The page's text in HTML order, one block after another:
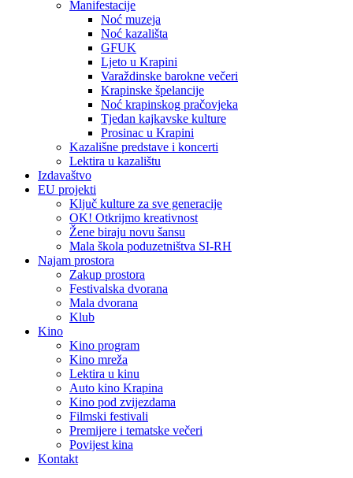
Manifestacije
Noć muzeja
Noć kazališta
GFUK
Ljeto u Krapini
Varaždinske barokne večeri
Krapinske špelancije
Noć krapinskog pračovjeka
Tjedan kajkavske kulture
Prosinac u Krapini
Kazališne predstave i koncerti
Lektira u kazalištu
Izdavaštvo
EU projekti
Ključ kulture za sve generacije
OK! Otkrijmo kreativnost
Žene biraju novu šansu
Mala škola poduzetništva SI-RH
Najam prostora
Zakup prostora
Festivalska dvorana
Mala dvorana
Klub
Kino
Kino program
Kino mreža
Lektira u kinu
Auto kino Krapina
Kino pod zvijezdama
Filmski festivali
Premijere i tematske večeri
Povijest kina
Kontakt